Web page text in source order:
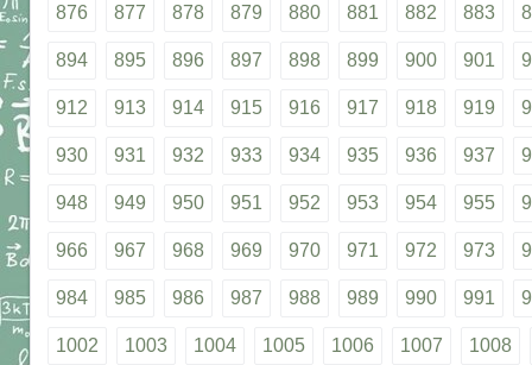
876 877 878 879 880 881 882 883
894 895 896 897 898 899 900 901
912 913 914 915 916 917 918 919
930 931 932 933 934 935 936 937
948 949 950 951 952 953 954 955
966 967 968 969 970 971 972 973
984 985 986 987 988 989 990 991
1002 1003 1004 1005 1006 1007 1008